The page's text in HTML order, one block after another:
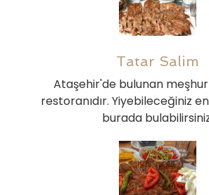
Tatar Salim
Ataşehir'de bulunan
restoranıdır. Yiyebileceğiniz
burada